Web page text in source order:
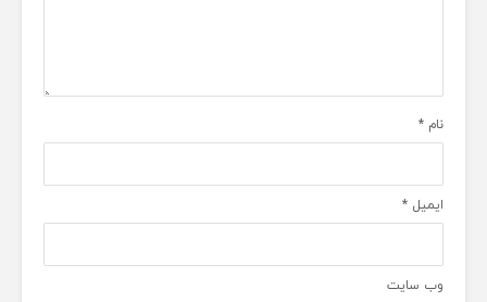
نام *
ایمیل *
وب‌ سایت